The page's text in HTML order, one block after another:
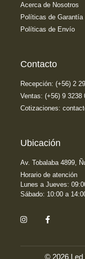
Acerca de Nosotros
Políticas de Garantía
Políticas de Envío
Contacto
Recepción: (+56) 2
Ventas: (+56) 9 3238
Cotizaciones:
Ubicación
Av. Tobalaba 4899,
Horario de atención
Lunes a Jueves:
Sábado: 10:00 a
© 2026 Led